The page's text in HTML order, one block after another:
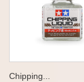
Chipping...